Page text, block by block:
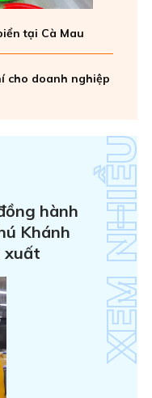
tại Cà Mau
cho doanh nghiệp
hành
Khánh
xuất